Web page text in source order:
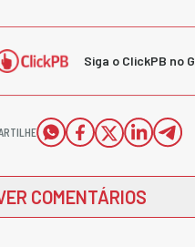
Siga o ClickPB no
COMENTÁRIOS